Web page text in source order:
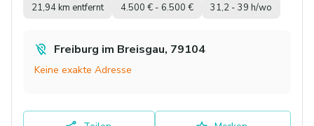
21,94 km entfernt 4.500 € - 6.500 € 31,2 - 39 h/wo
Freiburg im Breisgau, 79104
Keine exakte Adresse